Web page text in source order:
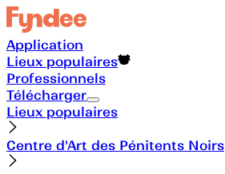
Application
Lieux populaires
Professionnels
Télécharger
Lieux populaires
Centre d'Art des Pénitents Noirs